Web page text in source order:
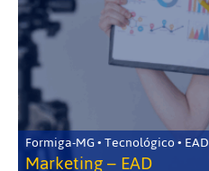
Formiga-MG • Tecnológico • EAD
Marketing – EAD